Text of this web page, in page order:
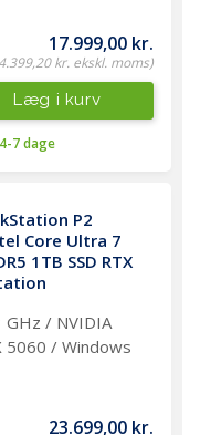
17.999,00 kr.
kr. ekskl. moms)
7 dage
Læg i kurv
P2
Core Ultra 7
1TB SSD RTX
GHz / NVIDIA
5060 / Windows
23.699,00 kr.